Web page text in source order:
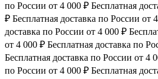
по России от 4 000 ₽ Бесплатная
₽ Бесплатная доставка по России от
доставка по России от 4 000 ₽
от 4 000 ₽ Бесплатная доставка по
Бесплатная доставка по России от 4
по России от 4 000 ₽ Бесплатная